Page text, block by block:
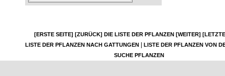
[ERSTE SEITE] [ZURÜCK] DIE LISTE DER PFLANZEN [WEITER]
LISTE DER PFLANZEN NACH GATTUNGEN
LISTE DER PFLANZEN VON
SUCHE PFLANZEN